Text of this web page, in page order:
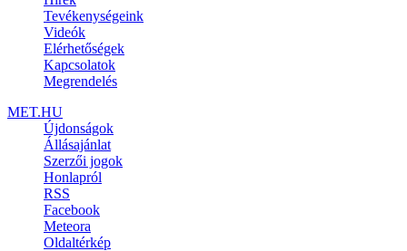
Tevékenységeink
Videók
Elérhetőségek
Kapcsolatok
Megrendelés
MET.HU
Újdonságok
Állásajánlat
Szerzői jogok
Honlapról
RSS
Facebook
Meteora
Oldaltérkép